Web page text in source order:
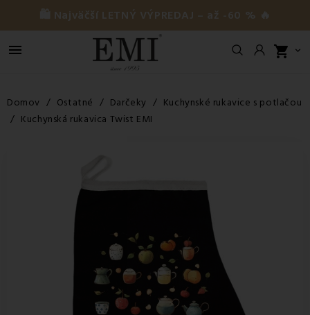
🛍️ Najväčší LETNÝ VÝPREDAJ – až -60 % 🔥
 shopping_cart 
Domov Ostatné Darčeky
Kuchynské rukavice s potlačou
Kuchynská rukavica Twist EMI